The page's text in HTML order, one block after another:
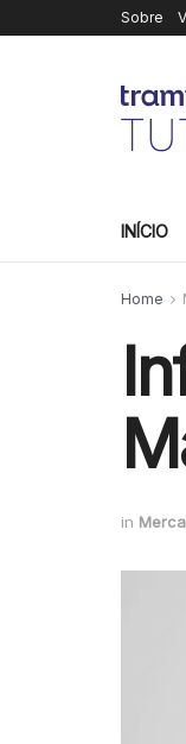
Sobre
INÍCIO
Home
in